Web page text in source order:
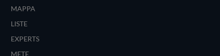
MAPPA
LISTE
EXPERTS
METE